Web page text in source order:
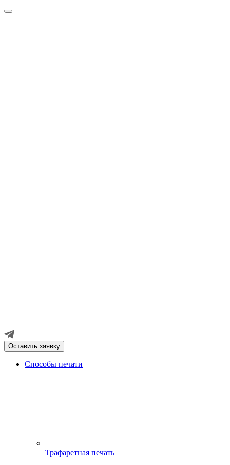
Оставить заявку
Способы печати
Трафаретная печать